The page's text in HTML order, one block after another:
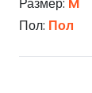
Размер: M
Пол: Пол